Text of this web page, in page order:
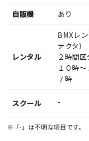
自販機
あり
レンタル
BMXレ
テクタ）
２時間
１０時
７時
スクール -
※「-」は不明な項目です。